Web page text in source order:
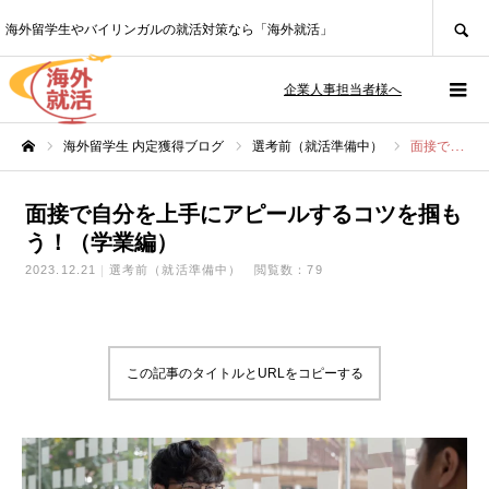
海外留学生やバイリンガルの就活対策なら「海外就活」
企業人事担当者様へ
海外留学生 内定獲得ブログ 選考前（就活準備中） 面接で自分を上手にアピールするコツを掴もう！（学業編）
面接で自分を上手にアピールするコツを掴も
う！（学業編）
2023.12.21 選考前（就活準備中） 閲覧数：79
この記事のタイトルとURLをコピーする